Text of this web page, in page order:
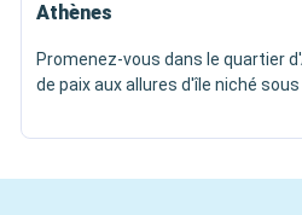
Athènes
Promenez-vous dans le quartier
de paix aux allures d'île niché